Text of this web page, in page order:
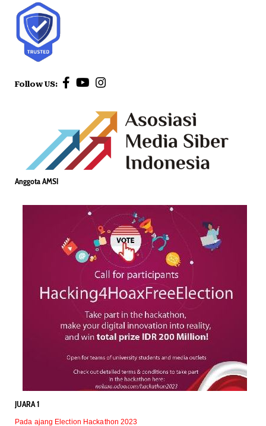
Follow US:
Anggota AMSI
JUARA 1
Pada ajang Election Hackathon 2023